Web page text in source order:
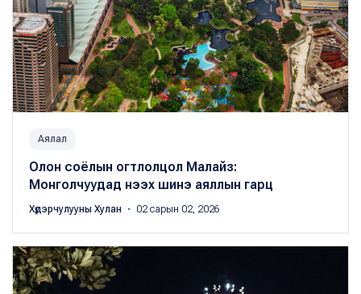
Аялал
Олон соёлын огтлолцол Малайз:
Монголчуудад нээх шинэ аяллын гарц
Хүдэрчулууны Хулан ・ 02 сарын 02, 2026